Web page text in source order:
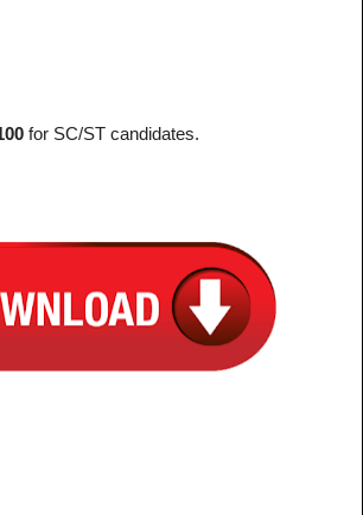
for SC/ST candidates.